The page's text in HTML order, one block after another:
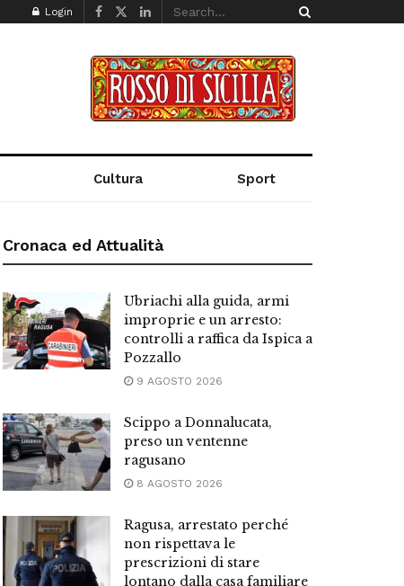
Login
Cultura Sport
Cronaca ed Attualità
Ubriachi alla guida, armi
improprie e un arresto:
controlli a raffica da Ispica a
Pozzallo
9 AGOSTO 2026
Scippo a Donnalucata,
preso un ventenne
ragusano
8 AGOSTO 2026
Ragusa, arrestato perché
non rispettava le
prescrizioni di stare
lontano dalla casa familiare